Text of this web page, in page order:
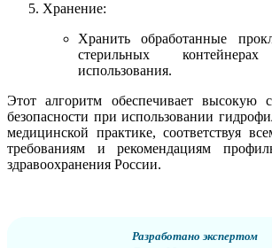
Хранение:
Хранить обработанные
стерильных
использования.
Этот алгоритм обеспечивает высокую
безопасности при использовании
медицинской практике, соответствуя
требованиям и рекомендациям
здравоохранения России.
Разработано экспертом